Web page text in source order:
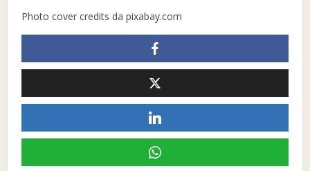
Photo cover credits da pixabay.com